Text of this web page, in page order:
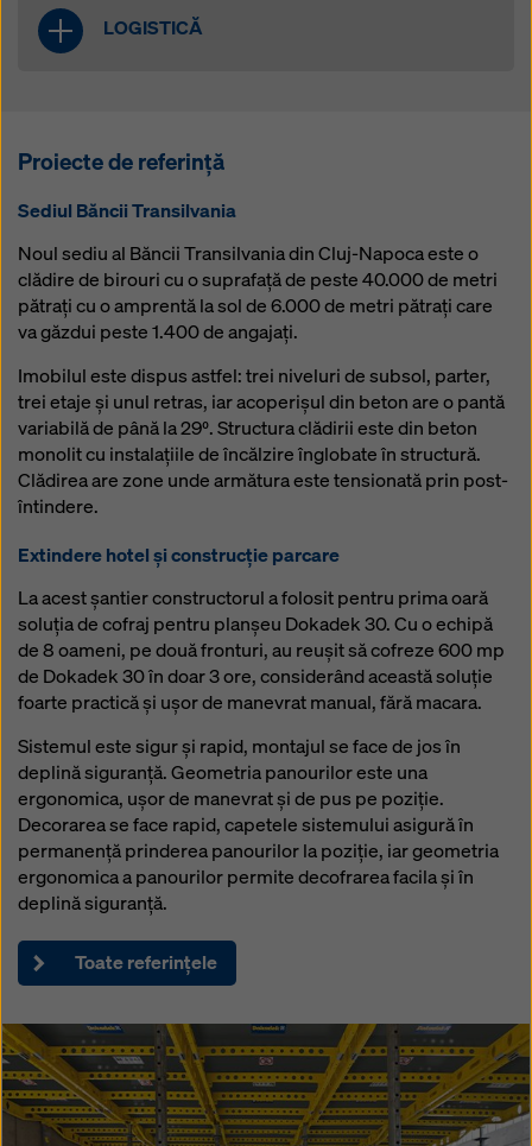
Reprezentant vânzări
bogdan.suciu@doka.com
Mihai Nagy
Reprezentant vânzări zona Timișoara
Telefon: +40 745 053 101
mihai.nagy@doka.com
Sopt Adrian-Cosmin
Adela Lăpușan
Asistent Manager
Mobil: +40 755 133 158
adela.lapusan@doka.com
LOGISTICĂ
Alexandra Surducan
Suport logistica
Telefon: +40 724 392 637
alexandra.surducan@doka.com
Proiecte de referință
Sediul Băncii Transilvania
Noul sediu al Băncii Transilvania din Cluj-Napoca este o
clădire de birouri cu o suprafață de peste 40.000 de metri
pătrați cu o amprentă la sol de 6.000 de metri pătrați care
va găzdui peste 1.400 de angajați.
Imobilul este dispus astfel: trei niveluri de subsol, parter,
trei etaje și unul retras, iar acoperișul din beton are o pantă
variabilă de până la 29⁰. Structura clădirii este din beton
monolit cu instalațiile de încălzire înglobate în structură.
Clădirea are zone unde armătura este tensionată prin post-
întindere.
Extindere hotel și construcție parcare
La acest șantier constructorul a folosit pentru prima oară
soluția de cofraj pentru planșeu Dokadek 30. Cu o echipă
de 8 oameni, pe două fronturi, au reușit să cofreze 600 mp
de Dokadek 30 în doar 3 ore, considerând această soluție
foarte practică și ușor de manevrat manual, fără macara.
Sistemul este sigur și rapid, montajul se face de jos în
deplină siguranță. Geometria panourilor este una
ergonomica, ușor de manevrat și de pus pe poziție.
Decorarea se face rapid, capetele sistemului asigură în
permanență prinderea panourilor la poziție, iar geometria
ergonomica a panourilor permite decofrarea facila și în
deplină siguranță.
Toate referințele